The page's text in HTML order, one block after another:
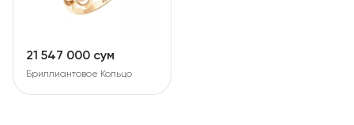
21 547 000 сум
Бриллиантовое Кольцо